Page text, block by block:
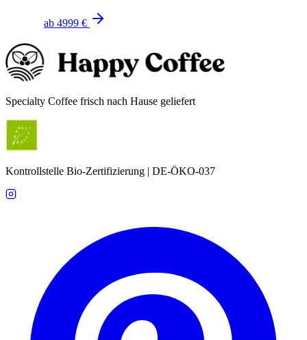
ab 4999 €
Specialty Coffee frisch nach Hause geliefert
Kontrollstelle Bio-Zertifizierung | DE-ÖKO-037